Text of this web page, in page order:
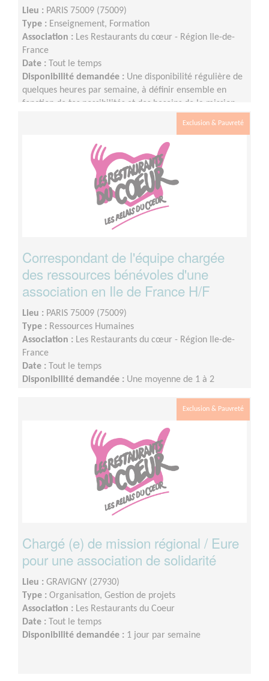
Lieu : PARIS 75009 (75009)
Type : Enseignement, Formation
Association : Les Restaurants du cœur - Région Ile-de-
France
Date : Tout le temps
Disponibilité demandée : Une disponibilité régulière de
quelques heures par semaine, à définir ensemble en
fonction de tes possibilités et des besoins de la mission.
Exclusion & Pauvreté
Correspondant de l'équipe chargée
des ressources bénévoles d'une
association en Ile de France H/F
Lieu : PARIS 75009 (75009)
Type : Ressources Humaines
Association : Les Restaurants du cœur - Région Ile-de-
France
Date : Tout le temps
Disponibilité demandée : Une moyenne de 1 à 2
Exclusion & Pauvreté
Chargé (e) de mission régional / Eure
pour une association de solidarité
Lieu : GRAVIGNY (27930)
Type : Organisation, Gestion de projets
Association : Les Restaurants du Coeur
Date : Tout le temps
Disponibilité demandée : 1 jour par semaine